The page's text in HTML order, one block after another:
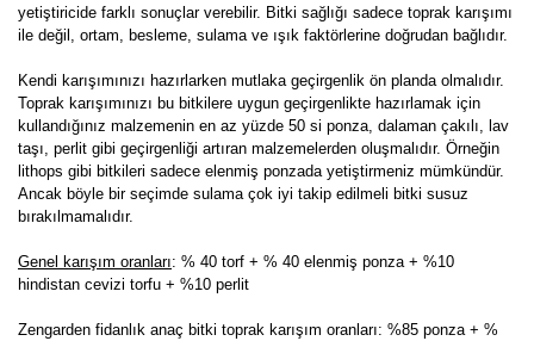
yetiştiricide farklı sonuçlar verebilir. Bitki sağlığı sadece toprak karışımı
ile değil, ortam, besleme, sulama ve ışık faktörlerine doğrudan bağlıdır.
Kendi karışımınızı hazırlarken mutlaka geçirgenlik ön planda olmalıdır.
Toprak karışımınızı bu bitkilere uygun geçirgenlikte hazırlamak için
kullandığınız malzemenin en az yüzde 50 si ponza, dalaman çakılı, lav
taşı, perlit gibi geçirgenliği artıran malzemelerden oluşmalıdır. Örneğin
lithops gibi bitkileri sadece elenmiş ponzada yetiştirmeniz mümkündür.
Ancak böyle bir seçimde sulama çok iyi takip edilmeli bitki susuz
bırakılmamalıdır.
Genel karışım oranları: % 40 torf + % 40 elenmiş ponza + %10
hindistan cevizi torfu + %10 perlit
Zengarden fidanlık anaç bitki toprak karışım oranları: %85 ponza + %